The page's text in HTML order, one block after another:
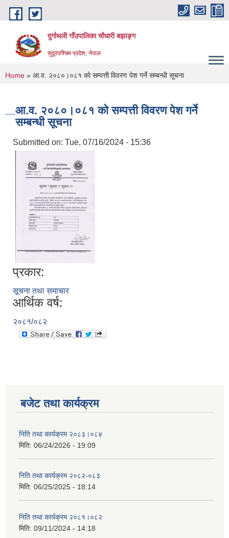
Skip to main content
दुर्गाथली गाँउपालिका चौधारी बझाङ्ग
सुदूरपश्चिम प्रदेश, नेपाल
You are here
Home » आ.व. २०८०।०८१ को सम्पत्ती विवरण पेश गर्ने सम्बन्धी सूचना
आ.व. २०८०।०८१ को सम्पत्ती विवरण पेश गर्ने
सम्बन्धी सूचना
Submitted on: Tue, 07/16/2024 - 15:36
प्रकार:
सूचना तथा समाचार
आर्थिक वर्ष:
२०८१/०८२
बजेट तथा कार्यक्रम
निति तथा कार्यक्रम २०८३।०८४
मिति: 06/24/2026 - 19:09
निति तथा कार्यक्रम २०८२-०८३
मिति: 06/25/2025 - 18:14
निति तथा कार्यक्रम २०८१।०८२
मिति: 09/11/2024 - 14:18